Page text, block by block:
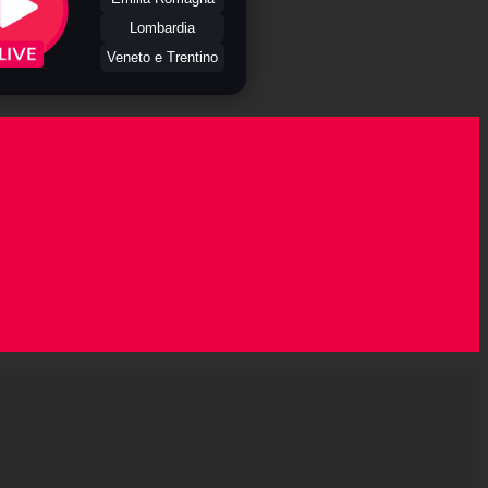
Lombardia
Veneto e Trentino